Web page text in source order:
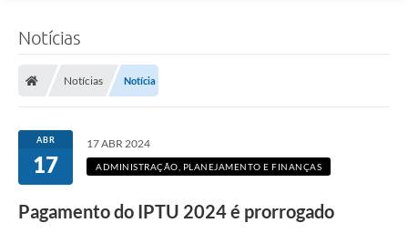
Notícias
Notícias Notícia
ABR
17
17 ABR 2024
ADMINISTRAÇÃO, PLANEJAMENTO E FINANÇAS
Pagamento do IPTU 2024 é prorrogado